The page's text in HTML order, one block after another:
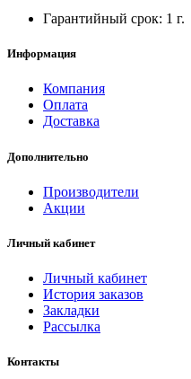
Гарантийный срок: 1 г.
Информация
Компания
Оплата
Доставка
Дополнительно
Производители
Акции
Личный кабинет
Личный кабинет
История заказов
Закладки
Рассылка
Контакты